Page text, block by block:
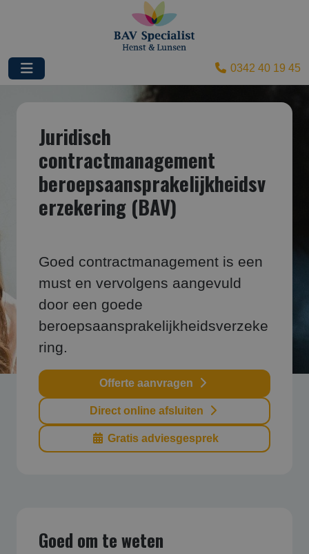
0342 40 19 45
Juridisch
contractmanagement
beroepsaansprakelijkheidsv
erzekering (BAV)
Goed contractmanagement is een
must en vervolgens aangevuld
door een goede
beroepsaansprakelijkheidsverzeke
ring.
Offerte aanvragen
Direct online afsluiten
Gratis adviesgesprek
Goed om te weten